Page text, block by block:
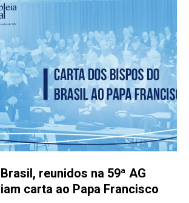
reunidos na 59ª AG
carta ao Papa Francisco